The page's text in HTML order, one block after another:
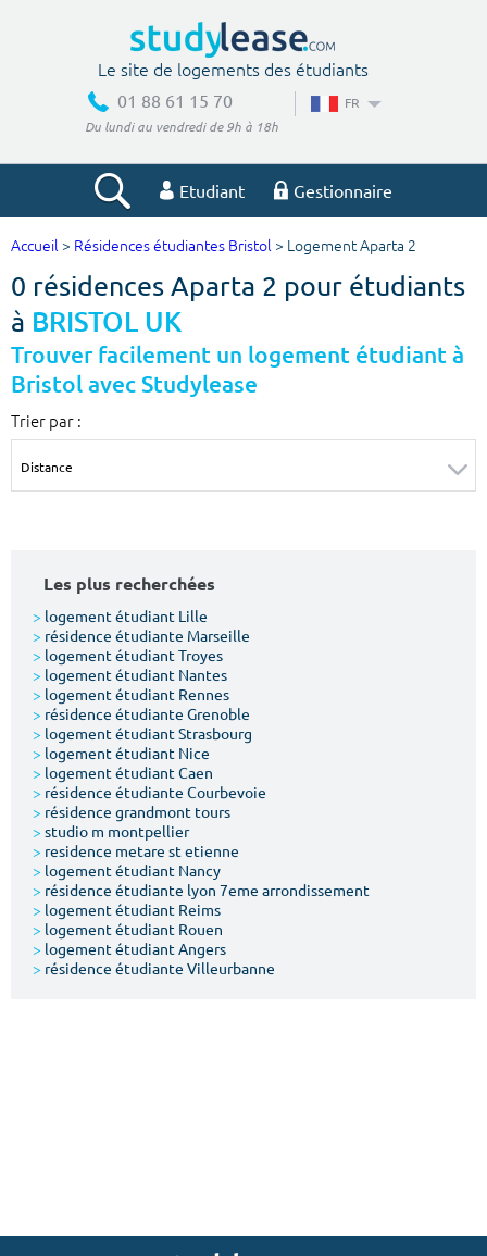
Le site de logements des étudiants
01 88 61 15 70
Du lundi au vendredi de 9h à 18h
FR
Etudiant Gestionnaire
Votre recherche
Ville, école
Type de location
Votre date d'entrée
Accueil > Résidences étudiantes Bristol > Logement Aparta 2
0 résidences Aparta 2 pour étudiants
à BRISTOL UK
Trouver facilement un logement étudiant à
Bristol avec Studylease
Trier par :
Les plus recherchées
> logement étudiant Lille
> résidence étudiante Marseille
> logement étudiant Troyes
> logement étudiant Nantes
> logement étudiant Rennes
> résidence étudiante Grenoble
> logement étudiant Strasbourg
> logement étudiant Nice
> logement étudiant Caen
> résidence étudiante Courbevoie
> résidence grandmont tours
> studio m montpellier
> residence metare st etienne
> logement étudiant Nancy
> résidence étudiante lyon 7eme arrondissement
> logement étudiant Reims
> logement étudiant Rouen
> logement étudiant Angers
> résidence étudiante Villeurbanne